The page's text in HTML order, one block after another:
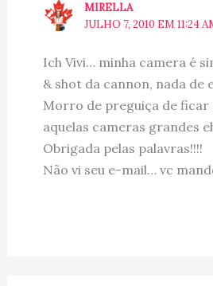
MIRELLA
JULHO 7, 2010 EM 11:24
Ich Vivi… minha camera é
& shot da cannon, nada de
Morro de preguiça de
aquelas cameras grandes
Obrigada pelas palavras!!!!
Não vi seu e-mail… vc